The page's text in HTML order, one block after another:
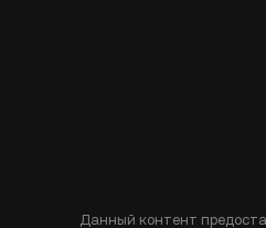
Данный контент